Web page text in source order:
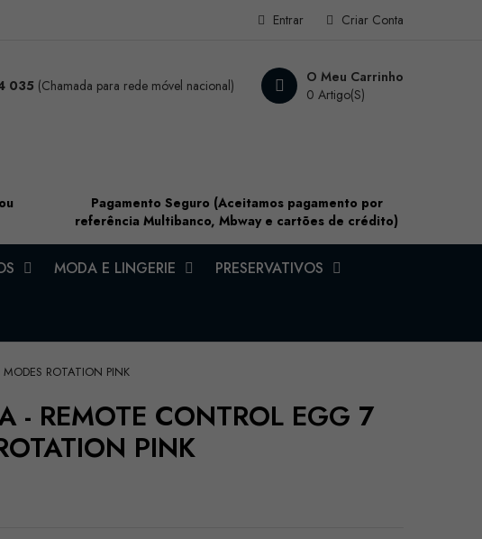
Criar Conta
Entrar
O Meu Carrinho
0 Artigo(s)
035 (Chamada para rede móvel nacional)
Pagamento Seguro (Aceitamos pagamento por
referência Multibanco, Mbway e cartões de crédito)
MODA E LINGERIE PRESERVATIVOS
ROTATION PINK
- REMOTE CONTROL EGG 7
PINK